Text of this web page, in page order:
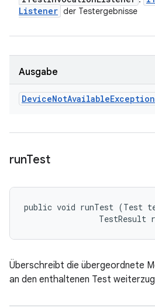
Listener der Testergebnisse
Ausgabe
DeviceNotAvailableException
runTest
public void runTest (Test
TestResult
Überschreibt die übergeordnete
an den enthaltenen Test